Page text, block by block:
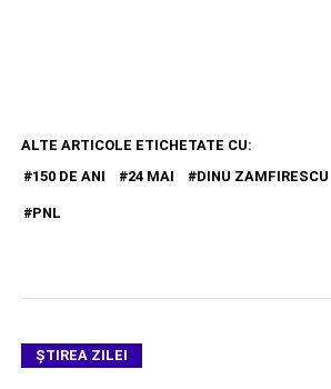
ALTE ARTICOLE ETICHETATE CU:
150 DE ANI
24 MAI DINU ZAMFIRESCU
PNL
ŞTIREA ZILEI